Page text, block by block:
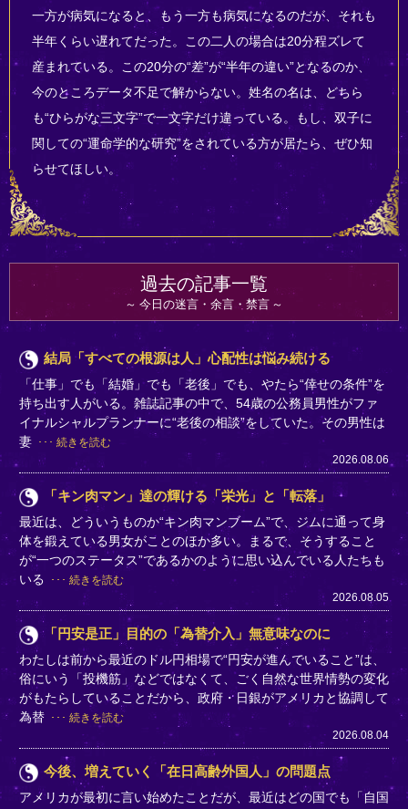
一方が病気になると、もう一方も病気になるのだが、それも
半年くらい遅れてだった。この二人の場合は20分程ズレて
産まれている。この20分の“差”が“半年の違い”となるのか、
今のところデータ不足で解からない。姓名の名は、どちら
も“ひらがな三文字”で一文字だけ違っている。もし、双子に
関しての“運命学的な研究”をされている方が居たら、ぜひ知
らせてほしい。
過去の記事一覧
今日の迷言・余言・禁言
結局「すべての根源は人」心配性は悩み続ける
「仕事」でも「結婚」でも「老後」でも、やたら“倖せの条件”を
持ち出す人がいる。雑誌記事の中で、54歳の公務員男性がファ
イナルシャルプランナーに“老後の相談”をしていた。その男性は
妻
続きを読む
2026.08.06
「キン肉マン」達の輝ける「栄光」と「転落」
最近は、どういうものか“キン肉マンブーム”で、ジムに通って身
体を鍛えている男女がことのほか多い。まるで、そうすること
が“一つのステータス”であるかのように思い込んでいる人たちも
いる
続きを読む
2026.08.05
「円安是正」目的の「為替介入」無意味なのに
わたしは前から最近のドル円相場で“円安が進んでいること”は、
俗にいう「投機筋」などではなくて、ごく自然な世界情勢の変化
がもたらしていることだから、政府・日銀がアメリカと協調して
為替
続きを読む
2026.08.04
今後、増えていく「在日高齢外国人」の問題点
アメリカが最初に言い始めたことだが、最近はどの国でも「自国